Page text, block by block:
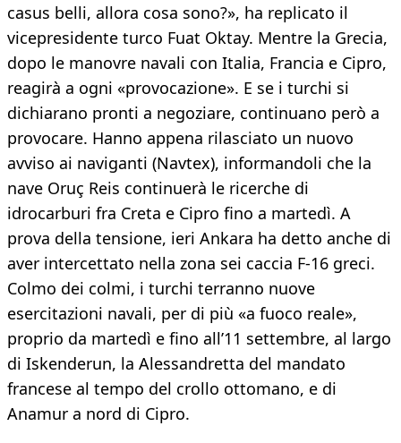
casus belli, allora cosa sono?», ha replicato il
vicepresidente turco Fuat Oktay. Mentre la Grecia,
dopo le manovre navali con Italia, Francia e Cipro,
reagirà a ogni «provocazione». E se i turchi si
dichiarano pronti a negoziare, continuano però a
provocare. Hanno appena rilasciato un nuovo
avviso ai naviganti (Navtex), informandoli che la
nave Oruç Reis continuerà le ricerche di
idrocarburi fra Creta e Cipro fino a martedì. A
prova della tensione, ieri Ankara ha detto anche di
aver intercettato nella zona sei caccia F-16 greci.
Colmo dei colmi, i turchi terranno nuove
esercitazioni navali, per di più «a fuoco reale»,
proprio da martedì e fino all’11 settembre, al largo
di Iskenderun, la Alessandretta del mandato
francese al tempo del crollo ottomano, e di
Anamur a nord di Cipro.